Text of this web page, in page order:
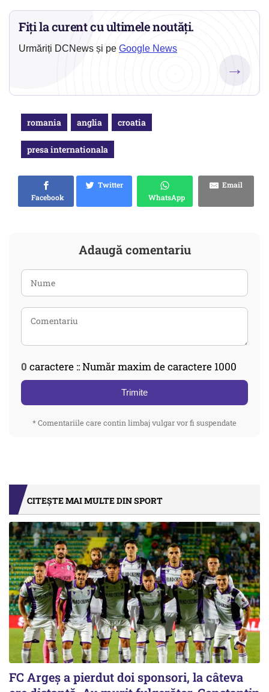
Fiți la curent cu ultimele noutăți.
Urmăriți DCNews și pe Google News
→
romania anglia croatia
presa internationala
Facebook
Twitter
WhatsApp
Email
Adaugă comentariu
0 caractere :: Număr maxim de caractere 1000
Trimite
* Comentariile care contin limbaj vulgar vor fi suspendate
CITEȘTE MAI MULTE DIN SPORT
FC Argeș a pierdut doi sponsori, la câteva